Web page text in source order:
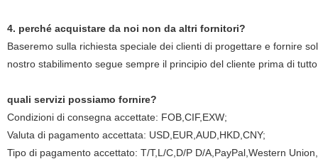
4. perché acquistare da noi non da altri fornitori?
Baseremo sulla richiesta speciale dei clienti di progettare e fornire
nostro stabilimento segue sempre il principio del cliente prima di
quali servizi possiamo fornire?
Condizioni di consegna accettate: FOB,CIF,EXW;
Valuta di pagamento accettata: USD,EUR,AUD,HKD,CNY;
Tipo di pagamento accettato: T/T,L/C,D/P D/A,PayPal,Western